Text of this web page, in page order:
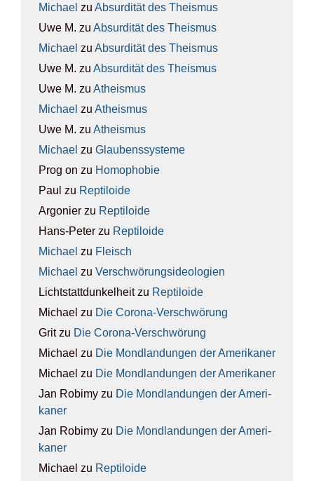
Michael zu Absur­di­tät des The­is­mus
Uwe M. zu Absur­di­tät des The­is­mus
Michael zu Absur­di­tät des The­is­mus
Uwe M. zu Absur­di­tät des The­is­mus
Uwe M. zu Athe­is­mus
Michael zu Athe­is­mus
Uwe M. zu Athe­is­mus
Michael zu Glau­bens­sys­te­me
Prog on zu Homo­pho­bie
Paul zu Rep­ti­lo­ide
Argonier zu Rep­ti­lo­ide
Hans-Peter zu Rep­ti­lo­ide
Michael zu Fleisch
Michael zu Ver­schwö­rungs­ideo­lo­gien
Lichtstattdunkelheitzu Rep­ti­lo­ide
Michael zu Die Coro­na-Ver­schwö­rung
Gritzu Die Coro­na-Ver­schwö­rung
Michael zu Die Mond­lan­dun­gen der Ame­ri­ka­ner
Michael zu Die Mond­lan­dun­gen der Ame­ri­ka­ner
Jan Robimy zu Die Mond­lan­dun­gen der Ame­ri­
ka­ner
Jan Robimy zu Die Mond­lan­dun­gen der Ame­ri­
ka­ner
Michael zu Rep­ti­lo­ide